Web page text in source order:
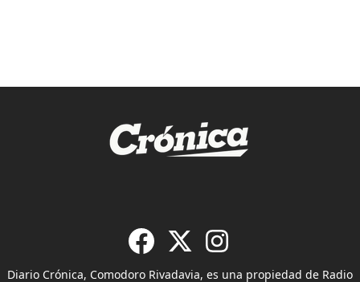
Diario Crónica, Comodoro Rivadavia, es una propiedad de Radio